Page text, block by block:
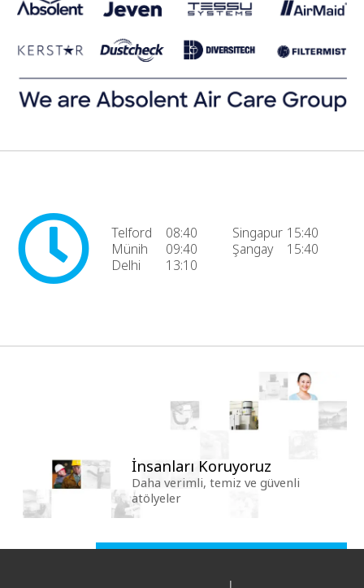
Telford
08:40
Münih
09:40
Delhi
13:10
Singapur 15:40
Şangay
15:40
İnsanları Koruyoruz
Daha verimli, temiz ve güvenli
atölyeler